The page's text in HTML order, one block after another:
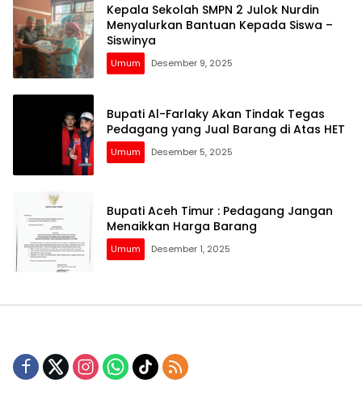
Kepala Sekolah SMPN 2 Julok Nurdin
Menyalurkan Bantuan Kepada Siswa –
Siswinya
Umum Desember 9, 2025
Bupati Al-Farlaky Akan Tindak Tegas
Pedagang yang Jual Barang di Atas HET
Umum Desember 5, 2025
Bupati Aceh Timur : Pedagang Jangan
Menaikkan Harga Barang
Umum Desember 1, 2025